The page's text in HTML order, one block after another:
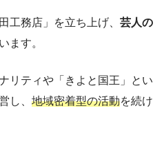
工務店」を立ち上げ、 芸人の
ます。
リティや「きよと国王」とい
し、 地域密着型の活動を続け